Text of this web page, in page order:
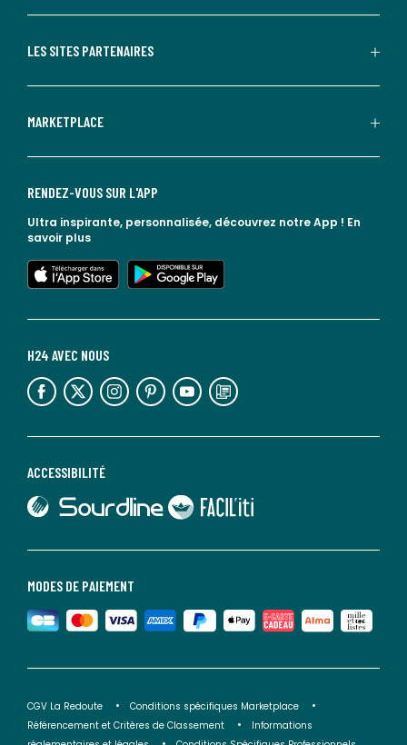
LES SITES PARTENAIRES
MARKETPLACE
MODES DE PAIEMENT
ACCESSIBILITÉ
lien vers Sourdline
lien vers Faciliti
H24 AVEC NOUS
lien vers l'espace réseaux sociaux lien vers l'espace réseaux sociaux lien vers l'espace réseaux sociaux lien vers l'espace réseaux sociaux lien vers l'espace réseaux sociaux lien vers le blog la redoute
RENDEZ-VOUS SUR L'APP
Ultra inspirante, personnalisée, découvrez notre App ! En
savoir plus
lien vers l'app store
lien vers google play
CGV La Redoute
Conditions spécifiques Marketplace
Référencement et Critères de Classement
Informations